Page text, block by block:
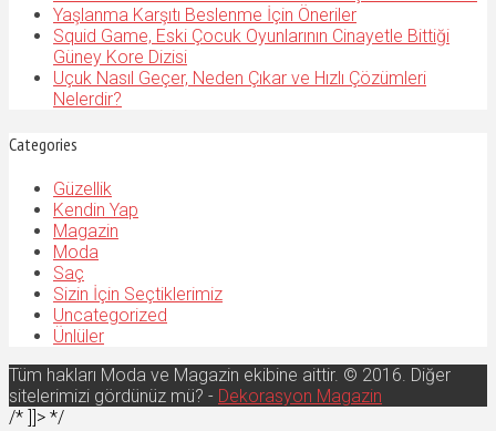
Yaşlanma Karşıtı Beslenme İçin Öneriler
Squid Game, Eski Çocuk Oyunlarının Cinayetle Bittiği
Güney Kore Dizisi
Uçuk Nasıl Geçer, Neden Çıkar ve Hızlı Çözümleri
Nelerdir?
Categories
Güzellik
Kendin Yap
Magazin
Moda
Saç
Sizin İçin Seçtiklerimiz
Uncategorized
Ünlüler
Tüm hakları Moda ve Magazin ekibine aittir. © 2016. Diğer
sitelerimizi gördünüz mü? - Dekorasyon Magazin
/* ]]> */